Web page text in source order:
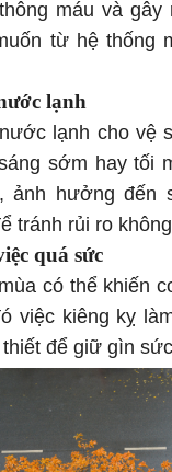
máu và gây
từ hệ thống
lạnh
lạnh cho vệ
sớm hay tối
ảnh hưởng đến
tránh rủi ro
quá sức
có thể khiến
việc kiêng kỵ
để giữ gìn